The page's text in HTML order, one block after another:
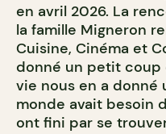
en avril 2026. La
la famille Migneron
Cuisine, Cinéma et
donné un petit coup
vie nous en a donné
monde avait besoin
ont fini par se